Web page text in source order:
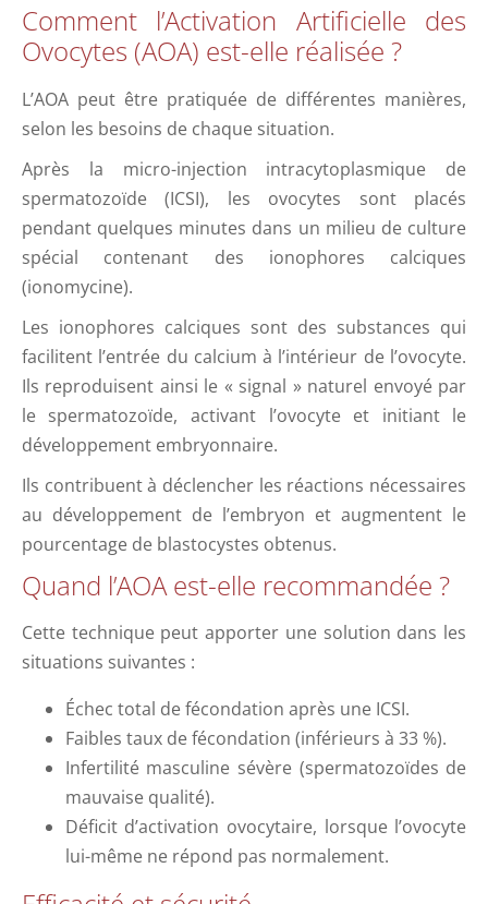
Comment l’Activation Artificielle des
Ovocytes (AOA) est-elle réalisée ?
L’AOA peut être pratiquée de différentes manières,
selon les besoins de chaque situation.
Après la micro-injection intracytoplasmique de
spermatozoïde (ICSI), les ovocytes sont placés
pendant quelques minutes dans un milieu de culture
spécial contenant des ionophores calciques
(ionomycine).
Les ionophores calciques sont des substances qui
facilitent l’entrée du calcium à l’intérieur de l’ovocyte.
Ils reproduisent ainsi le « signal » naturel envoyé par
le spermatozoïde, activant l’ovocyte et initiant le
développement embryonnaire.
Ils contribuent à déclencher les réactions nécessaires
au développement de l’embryon et augmentent le
pourcentage de blastocystes obtenus.
Quand l’AOA est-elle recommandée ?
Cette technique peut apporter une solution dans les
situations suivantes :
Échec total de fécondation après une ICSI.
Faibles taux de fécondation (inférieurs à 33 %).
Infertilité masculine sévère (spermatozoïdes de
mauvaise qualité).
Déficit d’activation ovocytaire, lorsque l’ovocyte
lui-même ne répond pas normalement.